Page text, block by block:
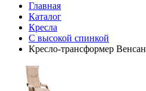
Главная
Каталог
Кресла
С высокой спинкой
Кресло-трансформер Венсан